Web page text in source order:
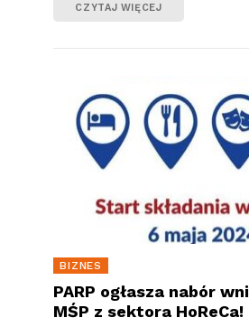
CZYTAJ WIĘCEJ
BIZNES
PARP ogłasza nabór
MŚP z sektora HoReCa!